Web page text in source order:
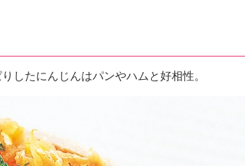
したにんじんはパンやハムと好相性。